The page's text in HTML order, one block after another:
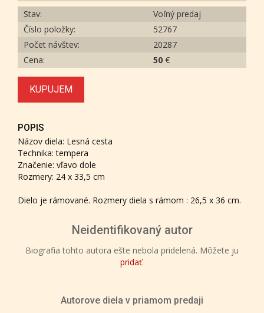
Stav:
Voľný predaj
Číslo položky:
52767
Počet návštev:
20287
Cena:
50 €
KUPUJEM
POPIS
Názov diela: Lesná cesta
Technika: tempera
Značenie: vľavo dole
Rozmery: 24 x 33,5 cm
Dielo je rámované. Rozmery diela s rámom : 26,5 x 36 cm.
Neidentifikovaný autor
Biografia tohto autora ešte nebola pridelená. Môžete ju
pridať.
Autorove diela v priamom predaji